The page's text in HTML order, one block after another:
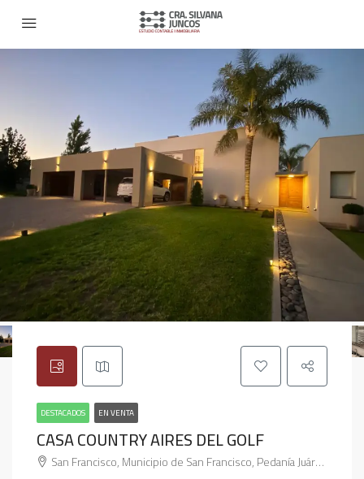
DESTACADOS EN VENTA
CASA COUNTRY AIRES DEL GOLF
San Francisco, Municipio de San Francisco, Pedanía Juárez Celman, Departamento San Justo, Córdoba, X2400, Argentina